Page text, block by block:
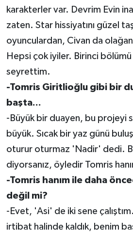
karakterler var. Devrim Evin
zaten. Star hissiyatını güzel
oyunculardan, Civan da
Hepsi çok iyiler. Birinci
seyrettim.
-Tomris Giritlioğlu gibi bir
başta...
-Büyük bir duayen, bu projeyi
büyük. Sıcak bir yaz günü
oturur oturmaz 'Nadir' dedi.
diyorsanız, öyledir Tomris
-Tomris hanım ile daha
değil mi?
-Evet, 'Asi' de iki sene
irtibat halinde kaldık, benim